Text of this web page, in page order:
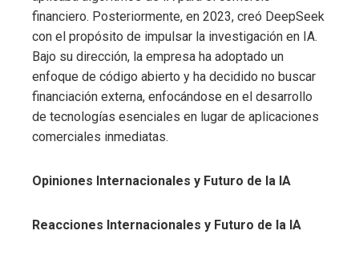
financiero. Posteriormente, en 2023, creó DeepSeek
con el propósito de impulsar la investigación en IA.
Bajo su dirección, la empresa ha adoptado un
enfoque de código abierto y ha decidido no buscar
financiación externa, enfocándose en el desarrollo
de tecnologías esenciales en lugar de aplicaciones
comerciales inmediatas.
Opiniones Internacionales y Futuro de la IA
Reacciones Internacionales y Futuro de la IA